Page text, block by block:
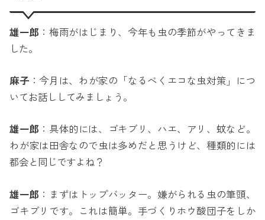
雄一郎 ：梅雨がはじまり、今年も虫の季節がやってきま
した。
麻子 ：今月は、わが家の「なるべくエコな虫対策」につ
いてお話ししてみましょう。
雄一郎 ：具体的には、ゴキブリ、ハエ、アリ、蚊など。
わが家は田舎なので虫は多めだと思うけど、種類的には
都会と同じですよね？
雄一郎 ：まずはトップバッター。嫌がられる虫の筆頭、
ゴキブリです。これは簡単。手づくりホウ酸団子をしか